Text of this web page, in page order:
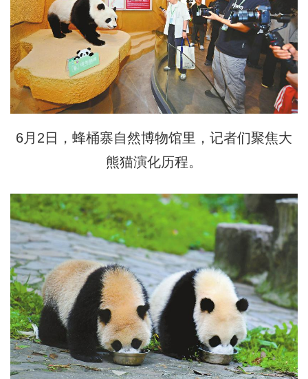
6月2日，蜂桶寨自然博物馆里，记者们聚焦大
熊猫演化历程。